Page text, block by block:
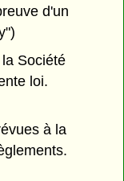
d'un
Société
loi.
à la